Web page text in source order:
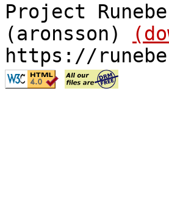
Project
(aronsson)
https://